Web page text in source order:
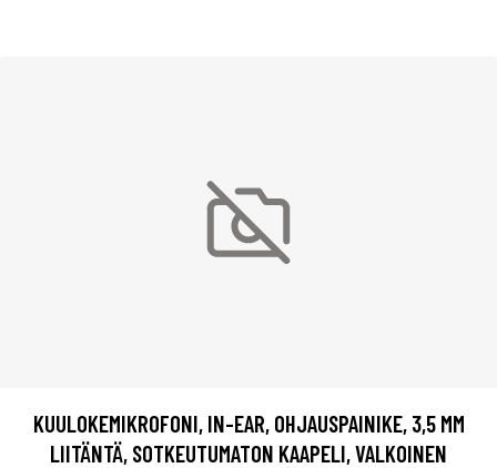
KUULOKEMIKROFONI, IN-EAR, OHJAUSPAINIKE, 3,5 MM
LIITÄNTÄ, SOTKEUTUMATON KAAPELI, VALKOINEN